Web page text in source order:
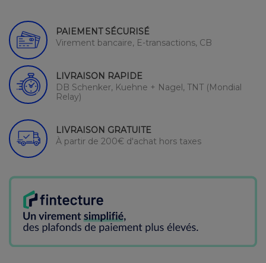
PAIEMENT SÉCURISÉ
Virement bancaire, E-transactions, CB
LIVRAISON RAPIDE
DB Schenker, Kuehne + Nagel, TNT (Mondial
Relay)
LIVRAISON GRATUITE
À partir de 200€ d'achat hors taxes